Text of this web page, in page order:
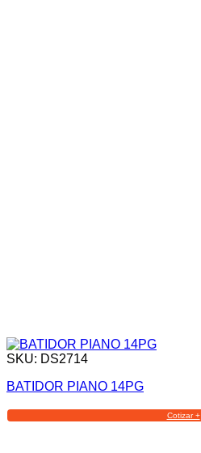
SKU: DS2714
BATIDOR PIANO 14PG
Cotizar +